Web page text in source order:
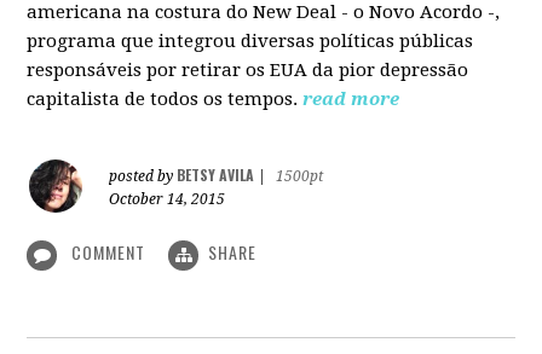
americana na costura do New Deal - o Novo Acordo -,
programa que integrou diversas políticas públicas
responsáveis por retirar os EUA da pior depressão
capitalista de todos os tempos. read more
posted by BETSY AVILA
1500pt
October 14, 2015
COMMENT SHARE